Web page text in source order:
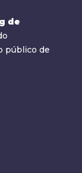
de
público de